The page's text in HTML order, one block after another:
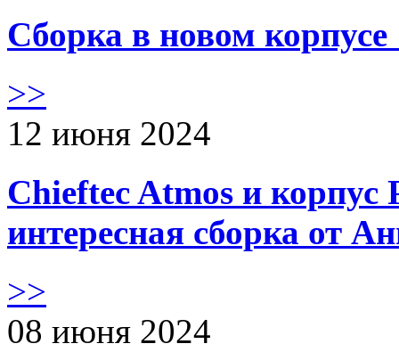
Сборка в новом
>>
12 июня 2024
Chieftec Atmos и корпус
интересная сборка от
>>
08 июня 2024